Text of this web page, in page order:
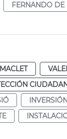
FERNANDO DE
INVERSIÓN